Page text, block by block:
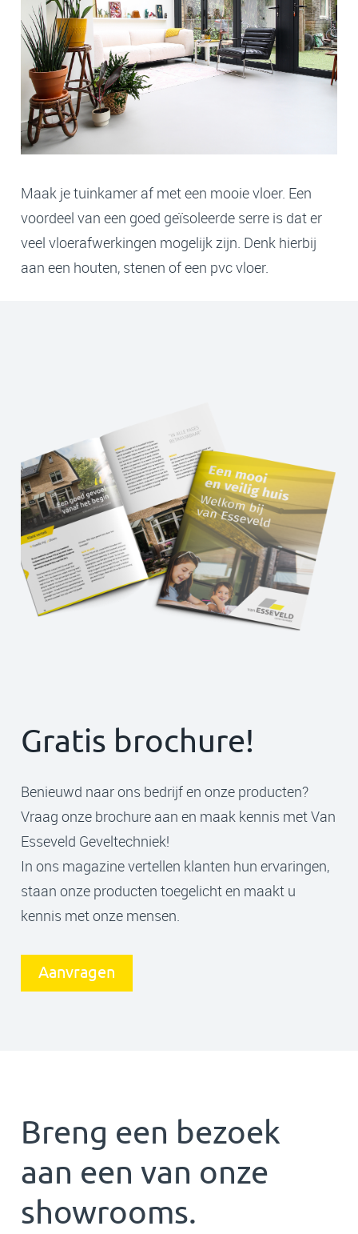
Maak je tuinkamer af met een mooie vloer. Een
voordeel van een goed geïsoleerde serre is dat er
veel vloerafwerkingen mogelijk zijn. Denk hierbij
aan een houten, stenen of een pvc vloer.
Gratis brochure!
Benieuwd naar ons bedrijf en onze producten?
Vraag onze brochure aan en maak kennis met Van
Esseveld Geveltechniek!
In ons magazine vertellen klanten hun ervaringen,
staan onze producten toegelicht en maakt u
kennis met onze mensen.
Aanvragen
Breng een bezoek
aan een van onze
showrooms.